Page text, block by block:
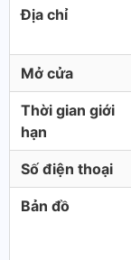
Địa chỉ
Mở cửa
Thời gian giới
hạn
Số điện thoại
Bản đồ